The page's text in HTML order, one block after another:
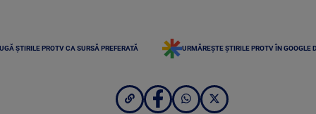
ȘTIRILE PROTV CA SURSĂ PREFERATĂ URMĂREȘTE ȘTIRILE PROTV ÎN GOOGLE